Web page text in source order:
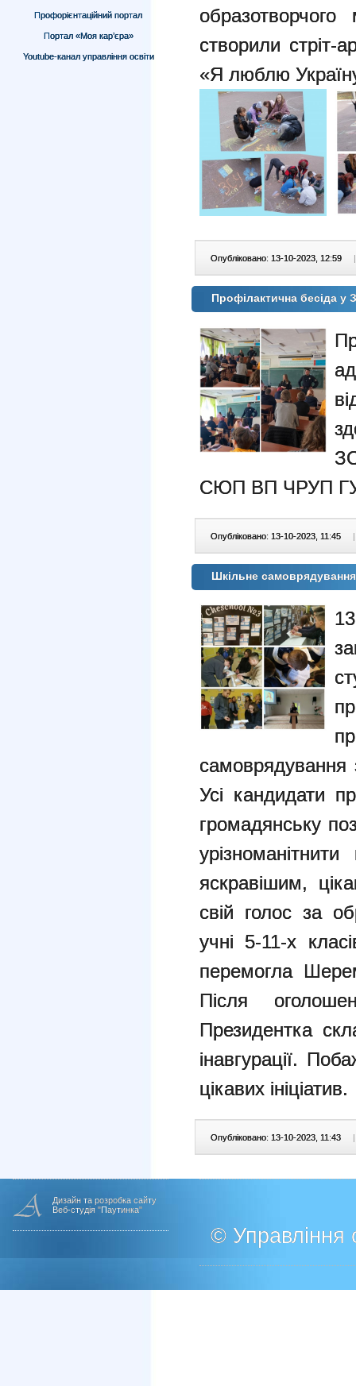
Профорієнтаційний портал
Портал «Моя кар’єра»
Youtube-канал управління освіти
створили стріт-
«Я люблю
Опубліковано: 13-10-2023, 12:59 |
Профілактична бесіда
СЮП ВП ЧРУП
Опубліковано: 13-10-2023, 11:45 |
Шкільне
самоврядування
Усі кандидати
громадянську
яскравішим,
свій голос за
учні 5-11-х
перемогла
Після
Президентка
інавгурації.
цікавих ініціатив.
Опубліковано: 13-10-2023, 11:43 |
Дизайн та розробка сайту
Веб-студія "Паутинка"
© Управління